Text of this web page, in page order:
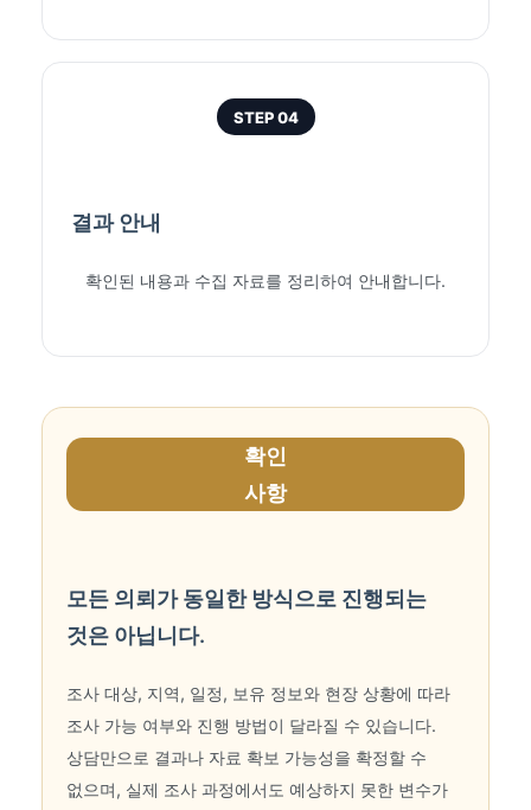
STEP 04
결과 안내
확인된 내용과 수집 자료를 정리하여 안내합니다.
확인
사항
모든 의뢰가 동일한 방식으로 진행되는
것은 아닙니다.
조사 대상, 지역, 일정, 보유 정보와 현장 상황에 따라
조사 가능 여부와 진행 방법이 달라질 수 있습니다.
상담만으로 결과나 자료 확보 가능성을 확정할 수
없으며, 실제 조사 과정에서도 예상하지 못한 변수가